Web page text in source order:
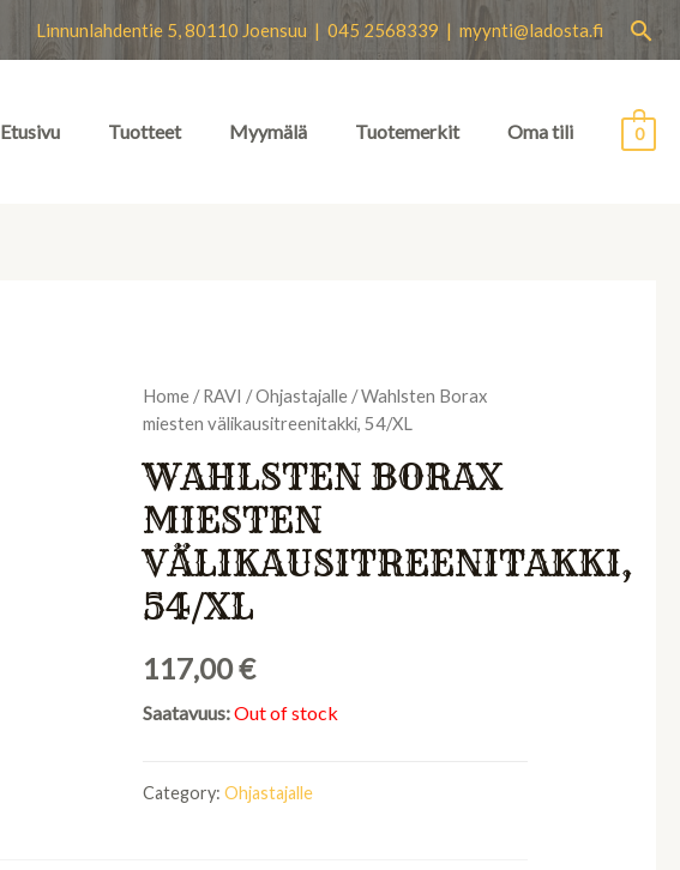
Linnunlahdentie 5, 80110 Joensuu | 045 2568339 | myynti@ladosta.fi Hae
Etusivu Tuotteet Myymälä Tuotemerkit Oma tili 0
Home/RAVI /Ohjastajalle/ Wahlsten Borax
miesten välikausitreenitakki, 54/XL
WAHLSTEN BORAX
MIESTEN
VÄLIKAUSITREENITAKKI,
54/XL
117,00€
Saatavuus:Out of stock
Category: Ohjastajalle